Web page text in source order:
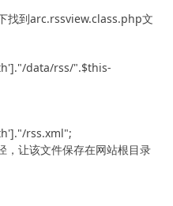
找到arc.rssview.class.php文
data/rss/".$this-
rss.xml";
，让该文件保存在网站根目录